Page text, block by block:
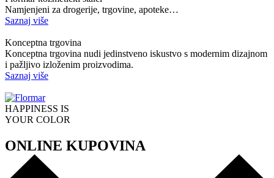
Namjenjeni za drogerije, trgovine, apoteke…
Saznaj više
Konceptna trgovina
Konceptna trgovina nudi jedinstveno iskustvo s modernim dizajnom
i pažljivo izloženim proizvodima.
Saznaj više
HAPPINESS IS
YOUR COLOR
ONLINE KUPOVINA